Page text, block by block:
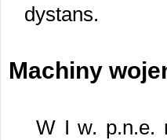
dystans.
Machiny
W I w. p.n.e.